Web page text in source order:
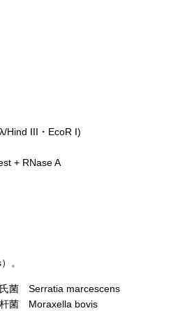
Hind III・EcoR I)
+ RNase A
。
菌 Serratia marcescens
菌 Moraxella bovis